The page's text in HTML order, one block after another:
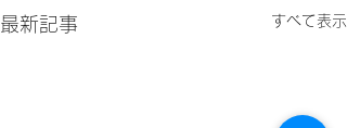
最新記事 すべて表示